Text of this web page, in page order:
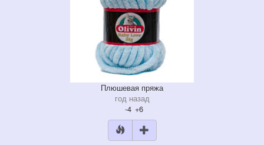
Плюшевая пряжа
год назад
-4+6